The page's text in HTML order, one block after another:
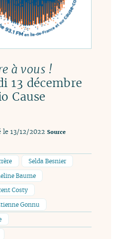
à vous !
13 décembre
Cause
le 13/12/2022 Source
Selda Besnier
Baume
Costy
Gonnu